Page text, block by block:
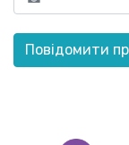
Повідомити